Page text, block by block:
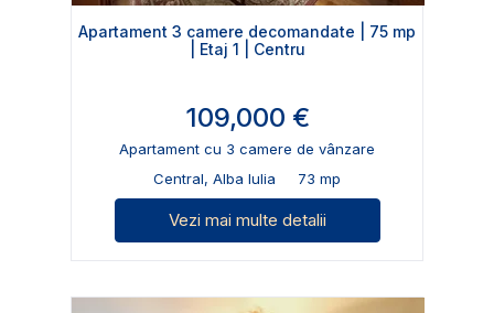
Apartament 3 camere decomandate | 75 mp
| Etaj 1 | Centru
109,000 €
Apartament cu 3 camere de vânzare
Central, Alba Iulia
73 mp
Vezi mai multe detalii